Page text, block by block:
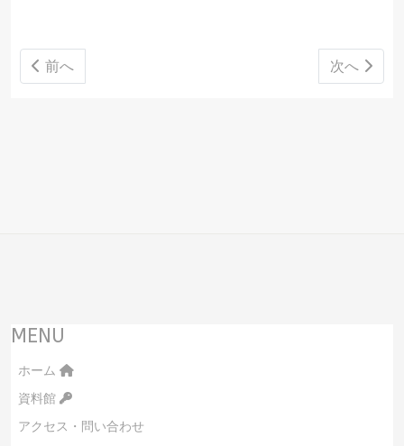
前の記事へ: 1月例会(1/28)
前へ 次の記事
次へ
MENU
ホーム
資料館
アクセス・問い合わせ